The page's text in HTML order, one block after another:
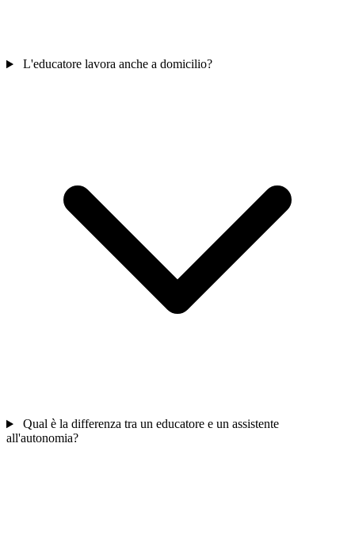
L'educatore lavora anche a domicilio?
Qual è la differenza tra un educatore e un assistente
all'autonomia?